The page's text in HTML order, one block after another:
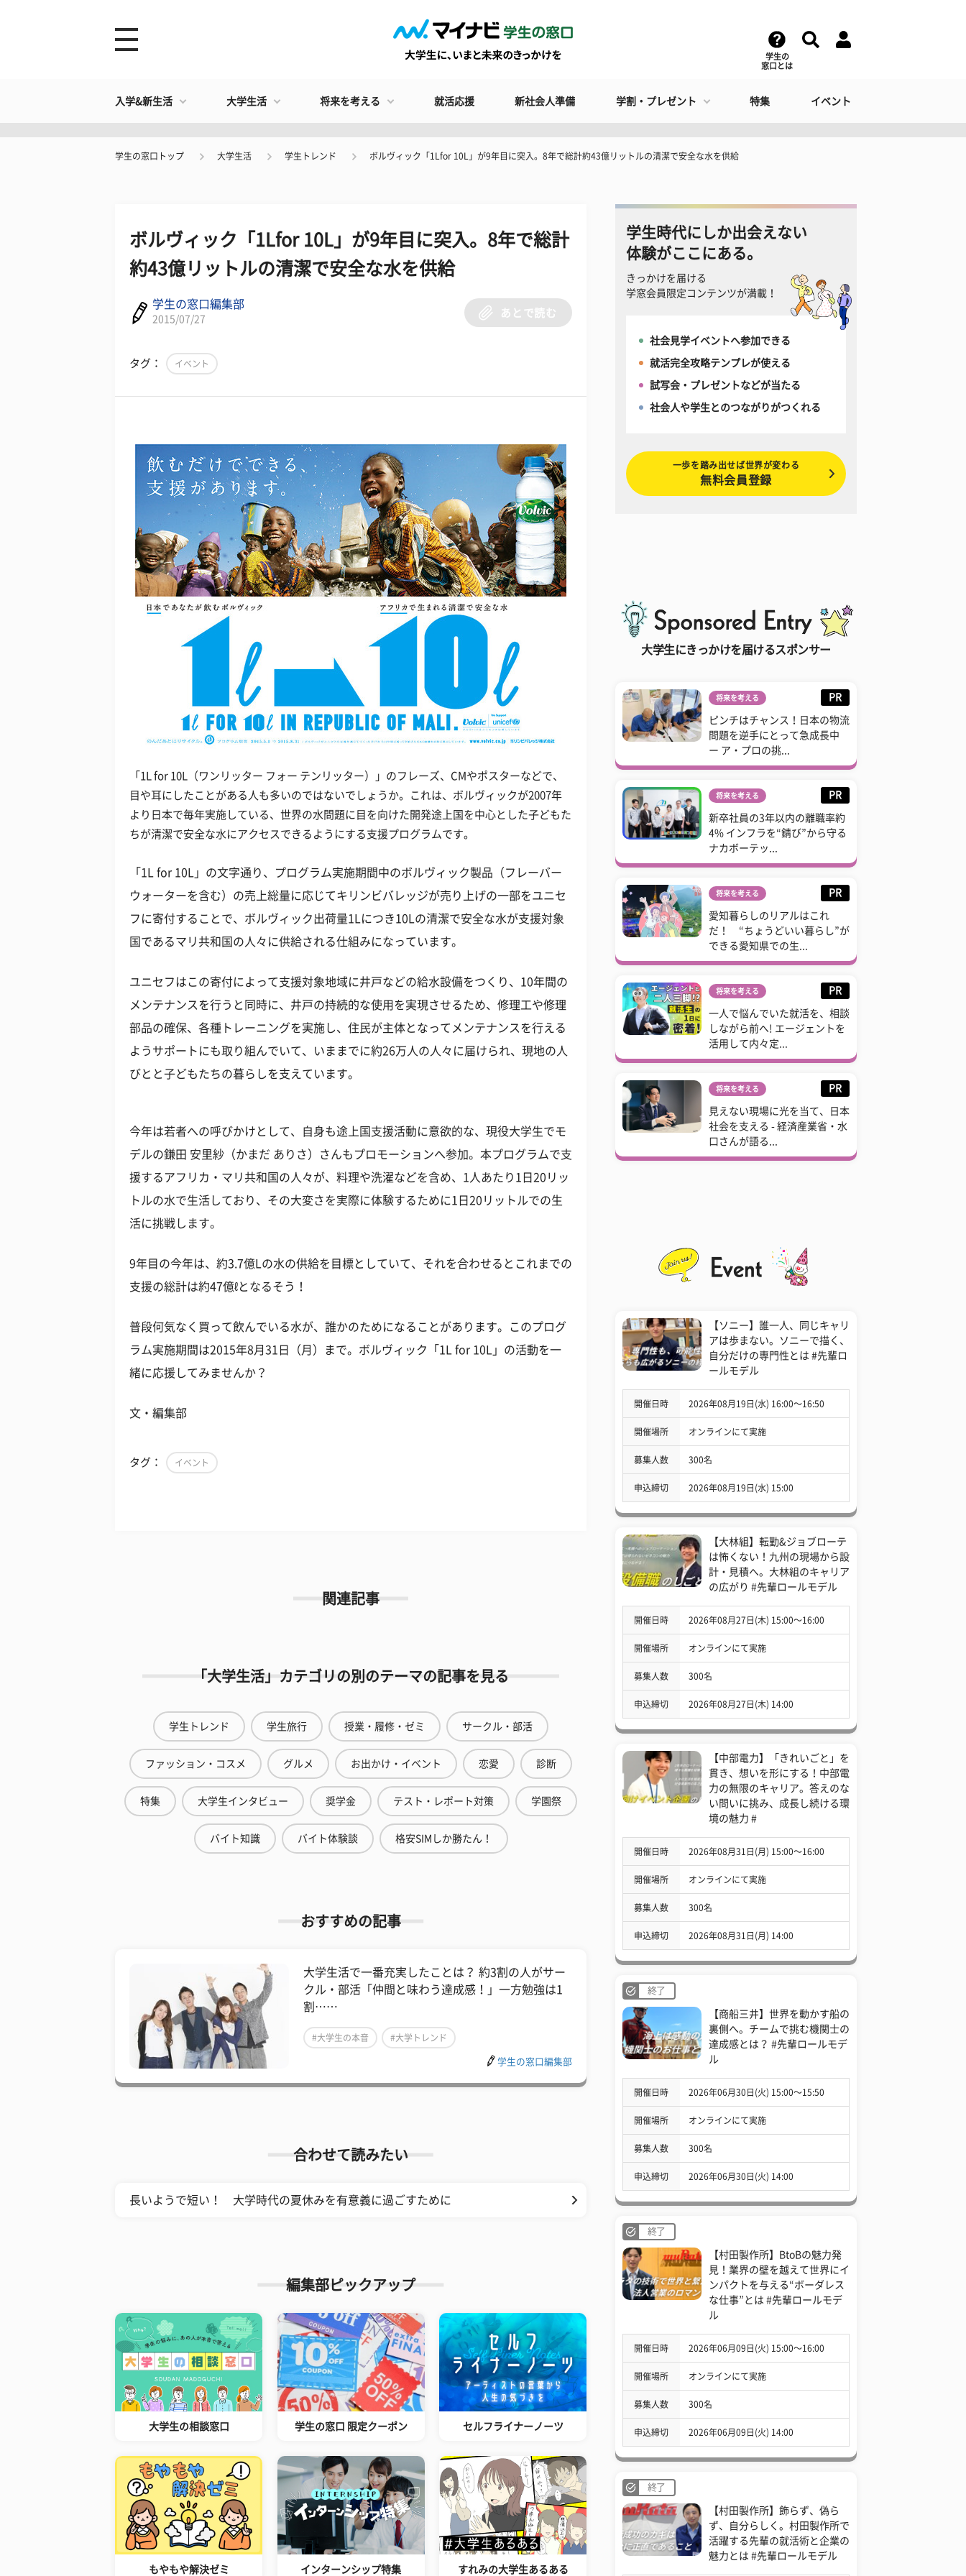
学生の
窓口とは
入学&新生活 大学生活 将来を考える 就活応援 新社会人準備 学割・プレゼント 特集 イベント
学生の窓口トップ 大学生活 学生トレンド ボルヴィック「1Lfor 10L」が9年目に突入。8年で総計約43億リットルの清潔で安全な水を供給
ボルヴィック「1Lfor 10L」が9年目に突入。8年で総計
約43億リットルの清潔で安全な水を供給
学生の窓口編集部
2015/07/27
あとで読む
タグ： イベント
「1L for 10L（ワンリッター フォー テンリッター）」のフレーズ、CMやポスターなどで、
目や耳にしたことがある人も多いのではないでしょうか。これは、ボルヴィックが2007年
より日本で毎年実施している、世界の水問題に目を向けた開発途上国を中心とした子どもた
ちが清潔で安全な水にアクセスできるようにする支援プログラムです。
「1L for 10L」の文字通り、プログラム実施期間中のボルヴィック製品（フレーバー
ウォーターを含む）の売上総量に応じてキリンビバレッジが売り上げの一部をユニセ
フに寄付することで、ボルヴィック出荷量1Lにつき10Lの清潔で安全な水が支援対象
国であるマリ共和国の人々に供給される仕組みになっています。
ユニセフはこの寄付によって支援対象地域に井戸などの給水設備をつくり、10年間の
メンテナンスを行うと同時に、井戸の持続的な使用を実現させるため、修理工や修理
部品の確保、各種トレーニングを実施し、住民が主体となってメンテナンスを行える
ようサポートにも取り組んでいて、いままでに約26万人の人々に届けられ、現地の人
びとと子どもたちの暮らしを支えています。
今年は若者への呼びかけとして、自身も途上国支援活動に意欲的な、現役大学生でモ
デルの鎌田 安里紗（かまだ ありさ）さんもプロモーションへ参加。本プログラムで支
援するアフリカ・マリ共和国の人々が、料理や洗濯などを含め、1人あたり1日20リッ
トルの水で生活しており、その大変さを実際に体験するために1日20リットルでの生
活に挑戦します。
9年目の今年は、約3.7億Lの水の供給を目標としていて、それを合わせるとこれまでの
支援の総計は約47億ℓとなるそう！
普段何気なく買って飲んでいる水が、誰かのためになることがあります。このプログ
ラム実施期間は2015年8月31日（月）まで。ボルヴィック「1L for 10L」の活動を一
緒に応援してみませんか？
文・編集部
タグ： イベント
関連記事
「大学生活」カテゴリの別のテーマの記事を見る
学生トレンド 学生旅行 授業・履修・ゼミ サークル・部活
ファッション・コスメ グルメ お出かけ・イベント 恋愛 診断
特集 大学生インタビュー 奨学金 テスト・レポート対策 学園祭
バイト知識 バイト体験談 格安SIMしか勝たん！
おすすめの記事
大学生活で一番充実したことは？ 約3割の人がサー
クル・部活「仲間と味わう達成感！」一方勉強は1
割……
#大学生の本音 #大学トレンド
学生の窓口編集部
合わせて読みたい
長いようで短い！ 大学時代の夏休みを有意義に過ごすために
編集部ピックアップ
大学生の相談窓口 学生の窓口 限定クーポン セルフライナーノーツ
もやもや解決ゼミ インターンシップ特集 すれみの大学生あるある
学生時代にしか出会えない
体験がここにある。
きっかけを届ける
学窓会員限定コンテンツが満載！
社会見学イベントへ参加できる
就活完全攻略テンプレが使える
試写会・プレゼントなどが当たる
社会人や学生とのつながりがつくれる
一歩を踏み出せば世界が変わる
無料会員登録
大学生にきっかけを届けるスポンサー
将来を考える PR
ピンチはチャンス！日本の物流
問題を逆手にとって急成長中
ー ア・プロの挑...
将来を考える PR
新卒社員の3年以内の離職率約
4% インフラを“錆び”から守る
ナカボーテッ...
将来を考える PR
愛知暮らしのリアルはこれ
だ！ “ちょうどいい暮らし”が
できる愛知県での生...
将来を考える PR
一人で悩んでいた就活を、相談
しながら前へ! エージェントを
活用して内々定...
将来を考える PR
見えない現場に光を当て、日本
社会を支える - 経済産業省・水
口さんが語る...
【ソニー】誰一人、同じキャリ
アは歩まない。ソニーで描く、
自分だけの専門性とは #先輩ロ
ールモデル
開催日時 2026年08月19日(水) 16:00〜16:50
開催場所 オンラインにて実施
募集人数 300名
申込締切 2026年08月19日(水) 15:00
【大林組】転勤&ジョブローテ
は怖くない！九州の現場から設
計・見積へ。大林組のキャリア
の広がり #先輩ロールモデル
開催日時 2026年08月27日(木) 15:00〜16:00
開催場所 オンラインにて実施
募集人数 300名
申込締切 2026年08月27日(木) 14:00
【中部電力】「きれいごと」を
貫き、想いを形にする！中部電
力の無限のキャリア。答えのな
い問いに挑み、成長し続ける環
境の魅力 #
開催日時 2026年08月31日(月) 15:00〜16:00
開催場所 オンラインにて実施
募集人数 300名
申込締切 2026年08月31日(月) 14:00
終了
【商船三井】世界を動かす船の
裏側へ。チームで挑む機関士の
達成感とは？ #先輩ロールモデ
ル
開催日時 2026年06月30日(火) 15:00〜15:50
開催場所 オンラインにて実施
募集人数 300名
申込締切 2026年06月30日(火) 14:00
終了
【村田製作所】BtoBの魅力発
見！業界の壁を越えて世界にイ
ンパクトを与える“ボーダレス
な仕事”とは #先輩ロールモデ
ル
開催日時 2026年06月09日(火) 15:00〜16:00
開催場所 オンラインにて実施
募集人数 300名
申込締切 2026年06月09日(火) 14:00
終了
【村田製作所】飾らず、偽ら
ず、自分らしく。村田製作所で
活躍する先輩の就活術と企業の
魅力とは #先輩ロールモデル